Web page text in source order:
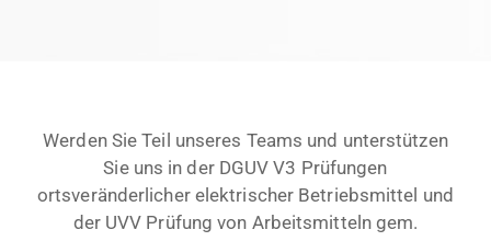
Werden Sie Teil unseres Teams und unterstützen
Sie uns in der DGUV V3 Prüfungen
ortsveränderlicher elektrischer Betriebsmittel und
der UVV Prüfung von Arbeitsmitteln gem.